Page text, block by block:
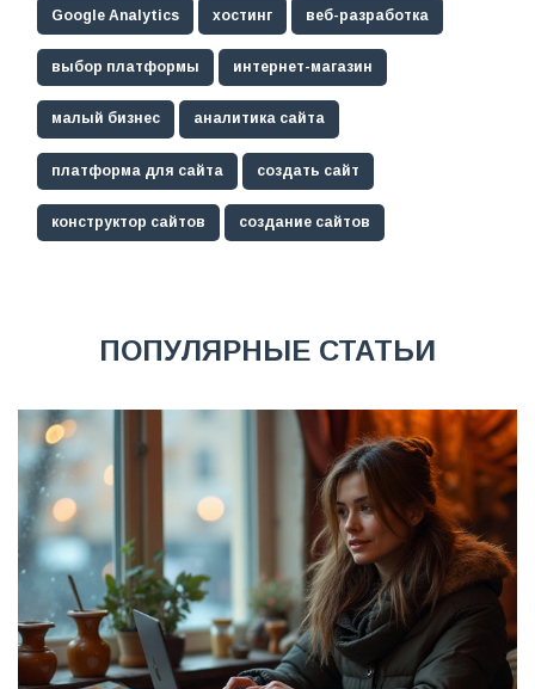
Google Analytics хостинг веб-разработка
выбор платформы интернет-магазин
малый бизнес аналитика сайта
платформа для сайта создать сайт
конструктор сайтов создание сайтов
ПОПУЛЯРНЫЕ СТАТЬИ